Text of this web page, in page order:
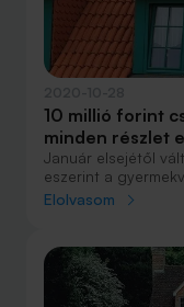
10 millió forint
minden részlet
Január elsejétől
eszerint a
nevelő fiatalok
Novák Katalin
szerdán.
Elolvasom